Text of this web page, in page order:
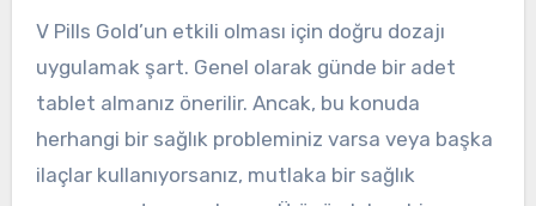
V Pills Gold’un etkili olması için doğru dozajı
uygulamak şart. Genel olarak günde bir adet
tablet almanız önerilir. Ancak, bu konuda
herhangi bir sağlık probleminiz varsa veya başka
ilaçlar kullanıyorsanız, mutlaka bir sağlık